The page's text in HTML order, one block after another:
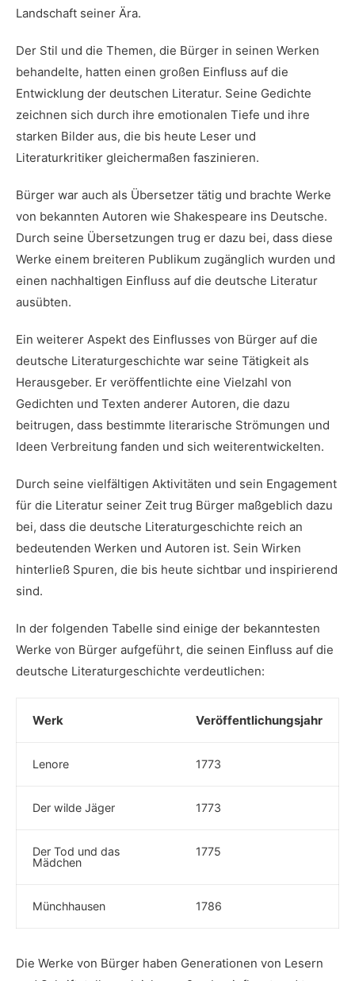
⁣Landschaft ‍seiner‍ Ära.
Der Stil⁤ und⁤ die Themen, die Bürger in seinen Werken
behandelte,⁤ hatten⁤ einen großen⁢ Einfluss⁣ auf die
Entwicklung der deutschen Literatur. Seine Gedichte
zeichnen sich durch ‍ihre emotionalen ‌Tiefe und ihre
starken Bilder aus, die bis‌ heute Leser und
Literaturkritiker gleichermaßen faszinieren.
Bürger‌ war auch als⁢ Übersetzer tätig und brachte Werke
von bekannten Autoren ⁣wie Shakespeare ins Deutsche.
Durch seine Übersetzungen trug er dazu bei, dass diese
Werke einem breiteren⁤ Publikum zugänglich wurden‌ und
einen nachhaltigen Einfluss auf die deutsche Literatur
ausübten.
Ein weiterer Aspekt des Einflusses von Bürger auf die
deutsche Literaturgeschichte war seine Tätigkeit als⁢
Herausgeber. Er veröffentlichte eine Vielzahl von
Gedichten und Texten anderer Autoren, die dazu
beitrugen, dass bestimmte literarische Strömungen und
Ideen Verbreitung fanden ‌und sich weiterentwickelten.
Durch seine ⁤vielfältigen Aktivitäten ‌und sein Engagement
für die Literatur seiner Zeit trug Bürger maßgeblich dazu
bei, ⁣dass die ⁤deutsche​ Literaturgeschichte reich an
bedeutenden Werken und Autoren ist. Sein Wirken
hinterließ Spuren, die bis heute sichtbar und ‌inspirierend⁣
sind.
In der folgenden Tabelle sind einige der ⁣bekanntesten
Werke von Bürger aufgeführt, die seinen Einfluss auf⁢ die
deutsche Literaturgeschichte verdeutlichen:
Werk Veröffentlichungsjahr
Lenore 1773
Der wilde Jäger 1773
Der Tod und das
Mädchen
1775
Münchhausen 1786
Die Werke von Bürger haben ⁢Generationen von Lesern